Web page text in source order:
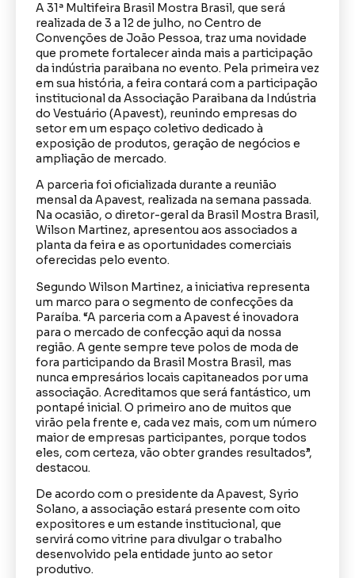
A 31ª Multifeira Brasil Mostra Brasil, que será
realizada de 3 a 12 de julho, no Centro de
Convenções de João Pessoa, traz uma novidade
que promete fortalecer ainda mais a participação
da indústria paraibana no evento. Pela primeira vez
em sua história, a feira contará com a participação
institucional da Associação Paraibana da Indústria
do Vestuário (Apavest), reunindo empresas do
setor em um espaço coletivo dedicado à
exposição de produtos, geração de negócios e
ampliação de mercado.
A parceria foi oficializada durante a reunião
mensal da Apavest, realizada na semana passada.
Na ocasião, o diretor-geral da Brasil Mostra Brasil,
Wilson Martinez, apresentou aos associados a
planta da feira e as oportunidades comerciais
oferecidas pelo evento.
Segundo Wilson Martinez, a iniciativa representa
um marco para o segmento de confecções da
Paraíba. “A parceria com a Apavest é inovadora
para o mercado de confecção aqui da nossa
região. A gente sempre teve polos de moda de
fora participando da Brasil Mostra Brasil, mas
nunca empresários locais capitaneados por uma
associação. Acreditamos que será fantástico, um
pontapé inicial. O primeiro ano de muitos que
virão pela frente e, cada vez mais, com um número
maior de empresas participantes, porque todos
eles, com certeza, vão obter grandes resultados”,
destacou.
De acordo com o presidente da Apavest, Syrio
Solano, a associação estará presente com oito
expositores e um estande institucional, que
servirá como vitrine para divulgar o trabalho
desenvolvido pela entidade junto ao setor
produtivo.